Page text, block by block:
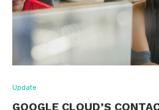
Update
GOOGLE CLOUD’S